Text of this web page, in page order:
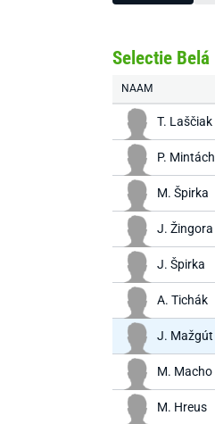
Selectie Belá
NAAM
T. Laščiak
P. Mintách
M. Špirka
J. Žingora
J. Špirka
A. Tichák
J. Mažgút
M. Macho
M. Hreus